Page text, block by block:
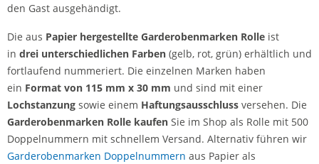
den Gast ausgehändigt.
Die aus Papier hergestellte Garderobenmarken Rolle ist
in drei unterschiedlichen Farben (gelb, rot, grün) erhältlich und
fortlaufend nummeriert. Die einzelnen Marken haben
ein Format von 115 mm x 30 mm und sind mit einer
Lochstanzung sowie einem Haftungsausschluss versehen. Die
Garderobenmarken Rolle kaufen Sie im Shop als Rolle mit 500
Doppelnummern mit schnellem Versand. Alternativ führen wir
Garderobenmarken Doppelnummern aus Papier als